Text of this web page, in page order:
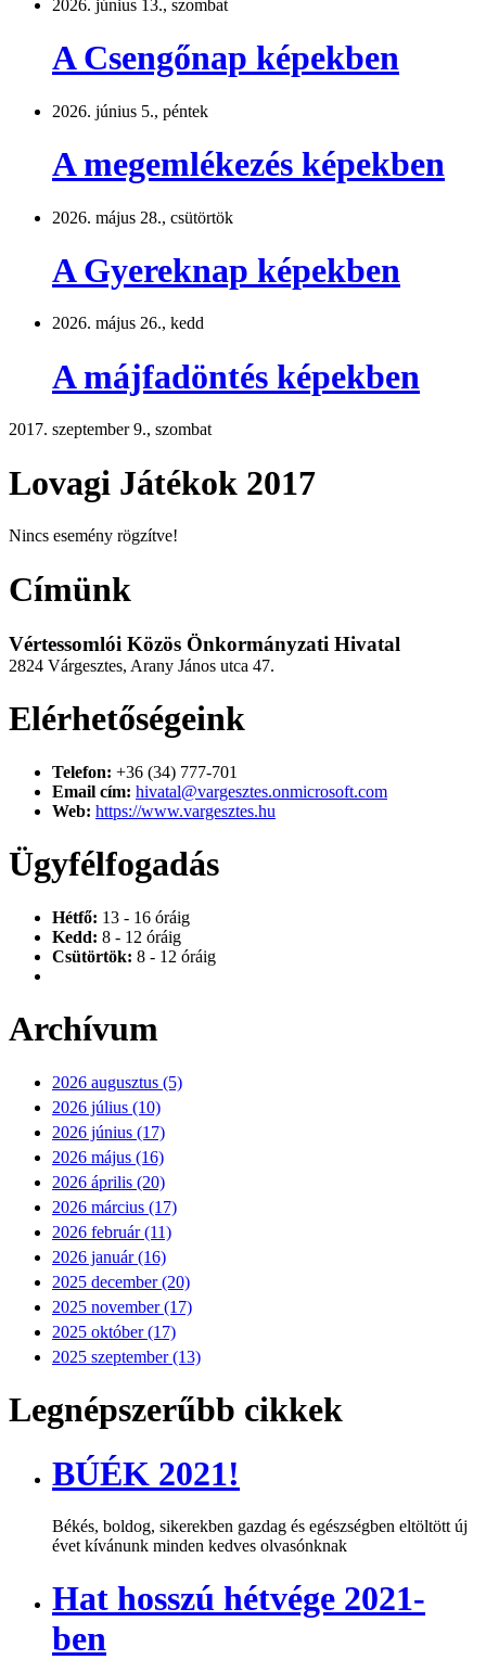
2026. június 13., szombat
A Csengőnap képekben
2026. június 5., péntek
A megemlékezés képekben
2026. május 28., csütörtök
A Gyereknap képekben
2026. május 26., kedd
A májfadöntés képekben
2017. szeptember 9., szombat
Lovagi Játékok 2017
Nincs esemény rögzítve!
Címünk
Vértessomlói Közös Önkormányzati Hivatal
2824 Várgesztes, Arany János utca 47.
Elérhetőségeink
Telefon: +36 (34) 777-701
Email cím: hivatal@vargesztes.onmicrosoft.com
Web: https://www.vargesztes.hu
Ügyfélfogadás
Hétfő: 13 - 16 óráig
Kedd: 8 - 12 óráig
Csütörtök: 8 - 12 óráig
Archívum
2026 augusztus (5)
2026 július (10)
2026 június (17)
2026 május (16)
2026 április (20)
2026 március (17)
2026 február (11)
2026 január (16)
2025 december (20)
2025 november (17)
2025 október (17)
2025 szeptember (13)
Legnépszerűbb cikkek
BÚÉK 2021!
Békés, boldog, sikerekben gazdag és egészségben eltöltött új
évet kívánunk minden kedves olvasónknak
Hat hosszú hétvége 2021-
ben